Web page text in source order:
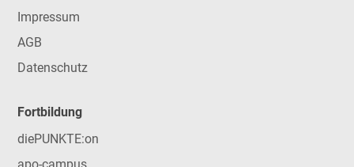
Impressum
AGB
Datenschutz
Fortbildung
diePUNKTE:on